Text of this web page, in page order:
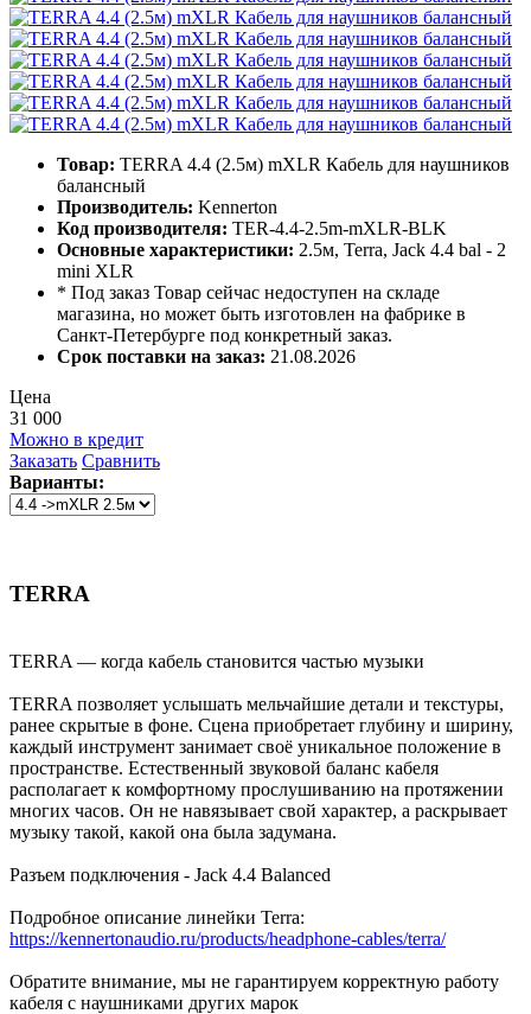
Товар: TERRA 4.4 (2.5м) mXLR Кабель для наушников
балансный
Производитель: Kennerton
Код производителя: TER-4.4-2.5m-mXLR-BLK
Основные характеристики: 2.5м, Terra, Jack 4.4 bal - 2
mini XLR
* Под заказ Товар сейчас недоступен на складе
магазина, но может быть изготовлен на фабрике в
Санкт-Петербурге под конкретный заказ.
Срок поставки на заказ: 21.08.2026
Цена
31 000
Можно в кредит
Заказать Сравнить
Варианты:
TERRA
TERRA — когда кабель становится частью музыки
TERRA позволяет услышать мельчайшие детали и текстуры,
ранее скрытые в фоне. Сцена приобретает глубину и ширину,
каждый инструмент занимает своё уникальное положение в
пространстве. Естественный звуковой баланс кабеля
располагает к комфортному прослушиванию на протяжении
многих часов. Он не навязывает свой характер, а раскрывает
музыку такой, какой она была задумана.
Разъем подключения - Jack 4.4 Balanced
Подробное описание линейки Terra:
https://kennertonaudio.ru/products/headphone-cables/terra/
Обратите внимание, мы не гарантируем корректную работу
кабеля с наушниками других марок